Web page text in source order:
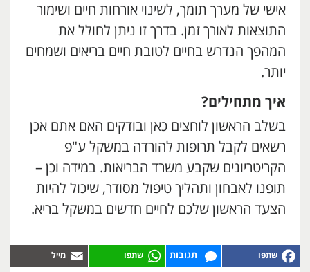
אישי של מערך תומך, לשינוי אורחות חיים ושימור
התוצאות לאורך זמן. בדרך זו ניתן לחולל את
המהפך הנדרש בחיים לטובת חיים בריאים ושמחים
יותר.
איך מתחילים?
בשלב הראשון לוחצים כאן ובודקים האם אתם אכן
רשאים לקבל תרופות להורדה במשקל ע"פ
הקריטריונים שקבע משרד הבריאות. במידה וכן –
תופנו לאבחון ותהליך טיפול מסודר, שיכול להיות
הצעד הראשון שלכם לחיים חדשים במשקל בריא.
תגובות